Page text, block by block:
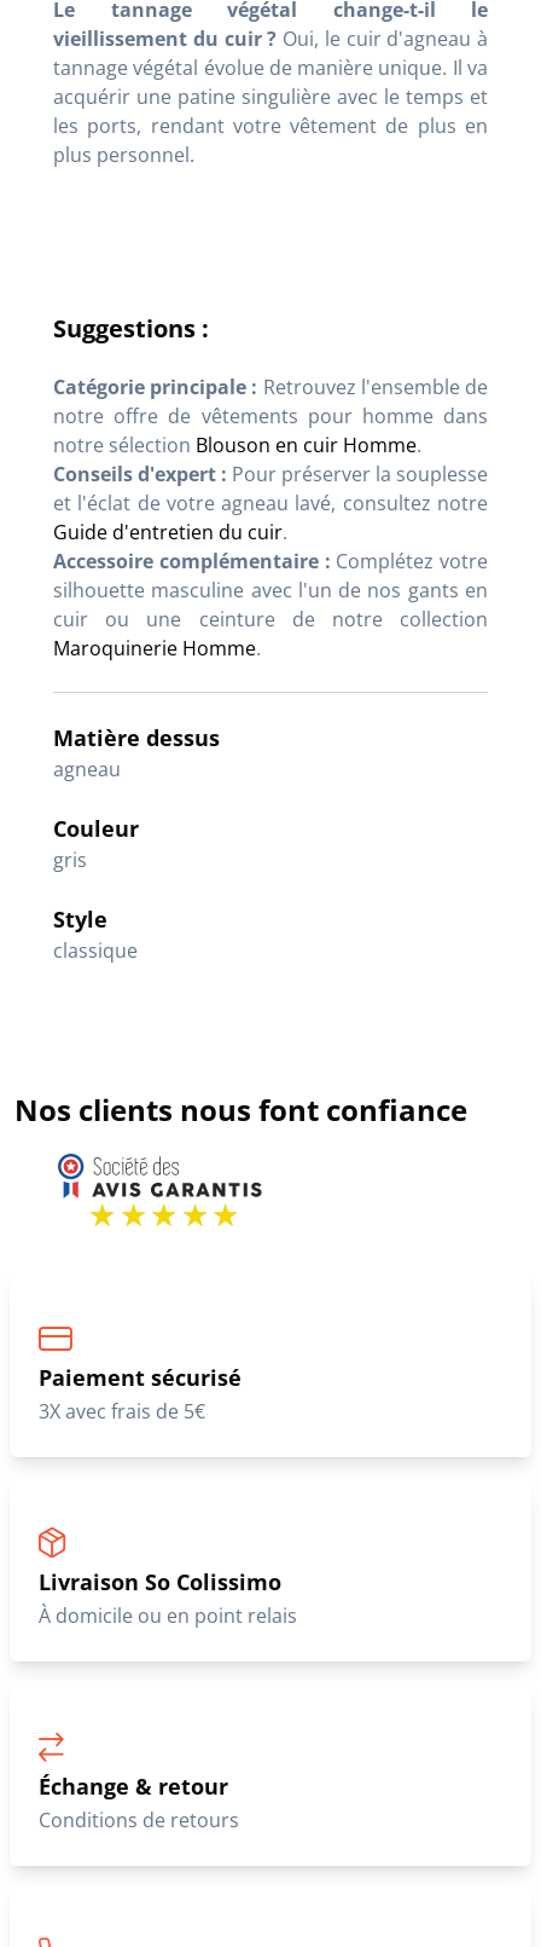
Le tannage végétal change-t-il le
vieillissement du cuir ? Oui, le cuir d'agneau à
tannage végétal évolue de manière unique. Il va
acquérir une patine singulière avec le temps et
les ports, rendant votre vêtement de plus en
plus personnel.
Suggestions :
Catégorie principale : Retrouvez l'ensemble de
notre offre de vêtements pour homme dans
notre sélection Blouson en cuir Homme.
Conseils d'expert : Pour préserver la souplesse
et l'éclat de votre agneau lavé, consultez notre
Guide d'entretien du cuir.
Accessoire complémentaire : Complétez votre
silhouette masculine avec l'un de nos gants en
cuir ou une ceinture de notre collection
Maroquinerie Homme.
Matière dessus
agneau
Couleur
gris
Style
classique
Nos clients nous font confiance
Paiement sécurisé
3X avec frais de 5€
Livraison So Colissimo
À domicile ou en point relais
Échange & retour
Conditions de retours